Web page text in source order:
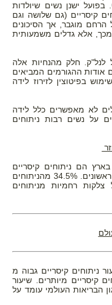
בפועל ישנן נשים שיולדות
קיסריים (גם שלושה וגם
הרחם מוגבר, אך הסיכונים
מכך, אלא גדלים משמעותית
לנל"ק. חלק מהנחיות אלה
אודות ההגורמים המביאים
בפיטוצין לזירוז לידה
לא מאפשרים כלל לידה
על נשים רבות ניתוחים
בארץ הם ניתוחים קיסריים
חוזרים, בעוד 53% הם ניתוחים קיסריים ראשונים. 34.5% מהניתוחים
רחמיות מניתוחים
ניתוחים קיסריים גבוה מ
קיסריים מיותרים. שיעור
הבריאות העולמי עומד על